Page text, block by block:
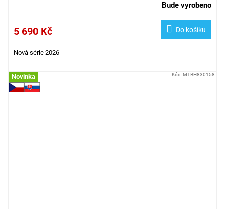
Bude vyrobeno
5 690 Kč Do košíku
Nová série 2026
Novinka Kód:MTBH830158